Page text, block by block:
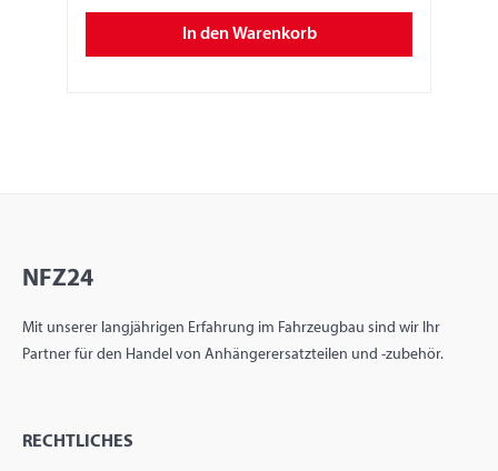
In den Warenkorb
NFZ24
Mit unserer langjährigen Erfahrung im Fahrzeugbau sind wir Ihr
Partner für den Handel von Anhängerersatzteilen und -zubehör.
RECHTLICHES